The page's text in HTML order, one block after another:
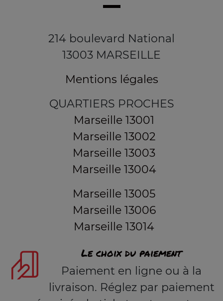
214 boulevard National
13003 MARSEILLE
Mentions légales
QUARTIERS PROCHES
Marseille 13001
Marseille 13002
Marseille 13003
Marseille 13004
Marseille 13005
Marseille 13006
Marseille 13014
Le choix du paiement
Paiement en ligne ou à la
livraison. Réglez par paiement